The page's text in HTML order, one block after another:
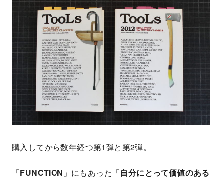
購入してから数年経つ第1弾と第2弾。
「FUNCTION 」にもあった「自分にとって価値のある